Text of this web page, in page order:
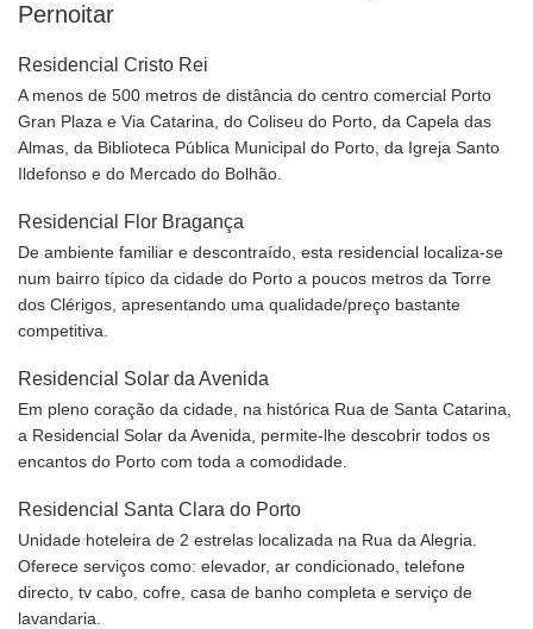
Pernoitar
Residencial Cristo Rei
A menos de 500 metros de distância do centro comercial Porto
Gran Plaza e Via Catarina, do Coliseu do Porto, da Capela das
Almas, da Biblioteca Pública Municipal do Porto, da Igreja Santo
Ildefonso e do Mercado do Bolhão.
Residencial Flor Bragança
De ambiente familiar e descontraído, esta residencial localiza-se
num bairro típico da cidade do Porto a poucos metros da Torre
dos Clérigos, apresentando uma qualidade/preço bastante
competitiva.
Residencial Solar da Avenida
Em pleno coração da cidade, na histórica Rua de Santa Catarina,
a Residencial Solar da Avenida, permite-lhe descobrir todos os
encantos do Porto com toda a comodidade.
Residencial Santa Clara do Porto
Unidade hoteleira de 2 estrelas localizada na Rua da Alegria.
Oferece serviços como: elevador, ar condicionado, telefone
directo, tv cabo, cofre, casa de banho completa e serviço de
lavandaria.